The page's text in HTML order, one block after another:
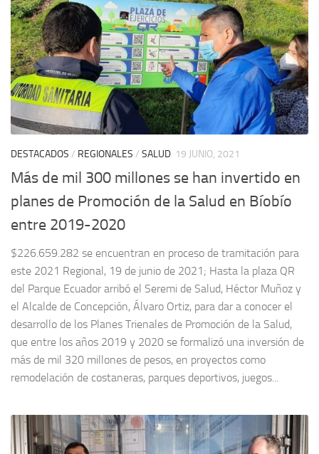
DESTACADOS / REGIONALES / SALUD 19 JUNIO, 2021
Más de mil 300 millones se han invertido en
planes de Promoción de la Salud en Bíobío
entre 2019-2020
$226.659.282 se encuentran en proceso de tramitación para
este 2021 Regional, 19 de junio de 2021; Hasta la plaza QR
del Parque Ecuador arribó el Seremi de Salud, Héctor Muñoz y
el Alcalde de Concepción, Álvaro Ortiz, para dar a conocer el
desarrollo de los Planes Trienales de Promoción de la Salud,
que entre los años 2019 y 2020 se formalizó una inversión de
más de mil 320 millones de pesos, en proyectos como
remodelación de costaneras, parques deportivos, juegos...